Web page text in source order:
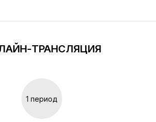
ТРАНСЛЯЦИЯ
1 период